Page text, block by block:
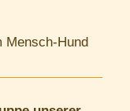
Mensch-Hund